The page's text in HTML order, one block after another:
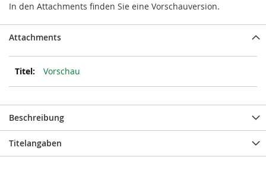
In den Attachments finden Sie eine Vorschauversion.
Attachments
Vorschau
Beschreibung
Titelangaben